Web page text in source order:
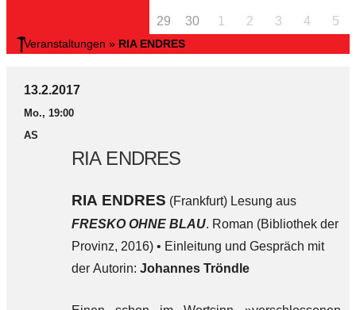
29 30 1 2 3 4 5
Veranstaltungen » RIA ENDRES
13.2.2017
Mo., 19:00
AS
RIA ENDRES
RIA ENDRES (Frankfurt) Lesung aus
FRESKO OHNE BLAU. Roman (Bibliothek der
Provinz, 2016) • Einleitung und Gespräch mit
der Autorin: Johannes Tröndle